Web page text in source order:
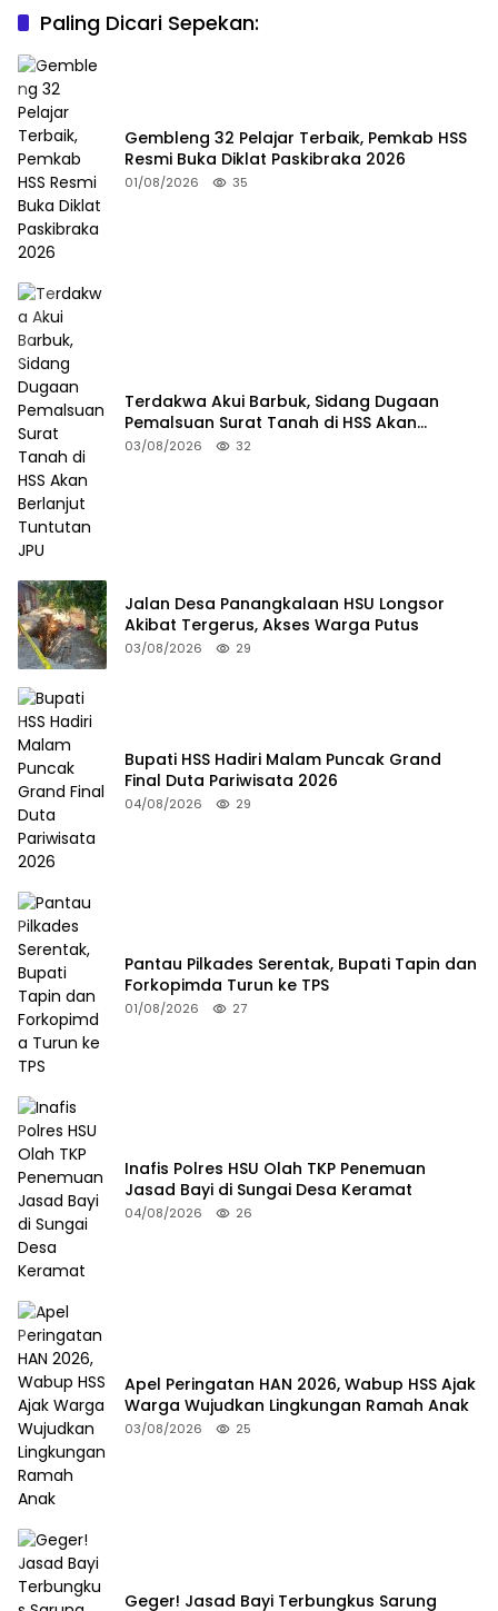
Paling Dicari Sepekan:
Gembleng 32 Pelajar Terbaik, Pemkab HSS
Resmi Buka Diklat Paskibraka 2026
01/08/2026 35
Terdakwa Akui Barbuk, Sidang Dugaan
Pemalsuan Surat Tanah di HSS Akan
Berlanjut Tuntutan JPU
03/08/2026 32
Jalan Desa Panangkalaan HSU Longsor
Akibat Tergerus, Akses Warga Putus
03/08/2026 29
Bupati HSS Hadiri Malam Puncak Grand
Final Duta Pariwisata 2026
04/08/2026 29
Pantau Pilkades Serentak, Bupati Tapin dan
Forkopimda Turun ke TPS
01/08/2026 27
Inafis Polres HSU Olah TKP Penemuan
Jasad Bayi di Sungai Desa Keramat
04/08/2026 26
Apel Peringatan HAN 2026, Wabup HSS Ajak
Warga Wujudkan Lingkungan Ramah Anak
03/08/2026 25
Geger! Jasad Bayi Terbungkus Sarung